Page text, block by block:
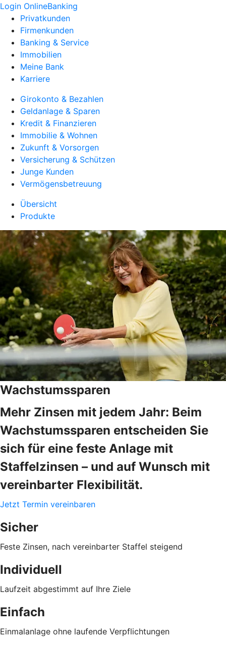
Login OnlineBanking
Privatkunden
Firmenkunden
Banking & Service
Immobilien
Meine Bank
Karriere
Girokonto & Bezahlen
Geldanlage & Sparen
Kredit & Finanzieren
Immobilie & Wohnen
Zukunft & Vorsorgen
Versicherung & Schützen
Junge Kunden
Vermögensbetreuung
Übersicht
Produkte
Wachstumssparen
Mehr Zinsen mit jedem Jahr: Beim
Wachstumssparen entscheiden Sie
sich für eine feste Anlage mit
Staffelzinsen – und auf Wunsch mit
vereinbarter Flexibilität.
Jetzt Termin vereinbaren
Sicher
Feste Zinsen, nach vereinbarter Staffel steigend
Individuell
Laufzeit abgestimmt auf Ihre Ziele
Einfach
Einmalanlage ohne laufende Verpflichtungen